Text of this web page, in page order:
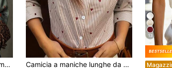
Camicetta da donna con stampa leopardata e design dei polsini, elegante e casual, adatta per l'uso quotidiano, il pendolarismo e le vacanze
Camicia a maniche lunghe da donna con cuore rosso e bordo a righe bianche, adatta per uso casual e professionale, primavera/estate
13